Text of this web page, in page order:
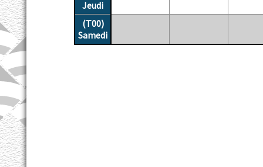
Jeudi
(T00)
Samedi